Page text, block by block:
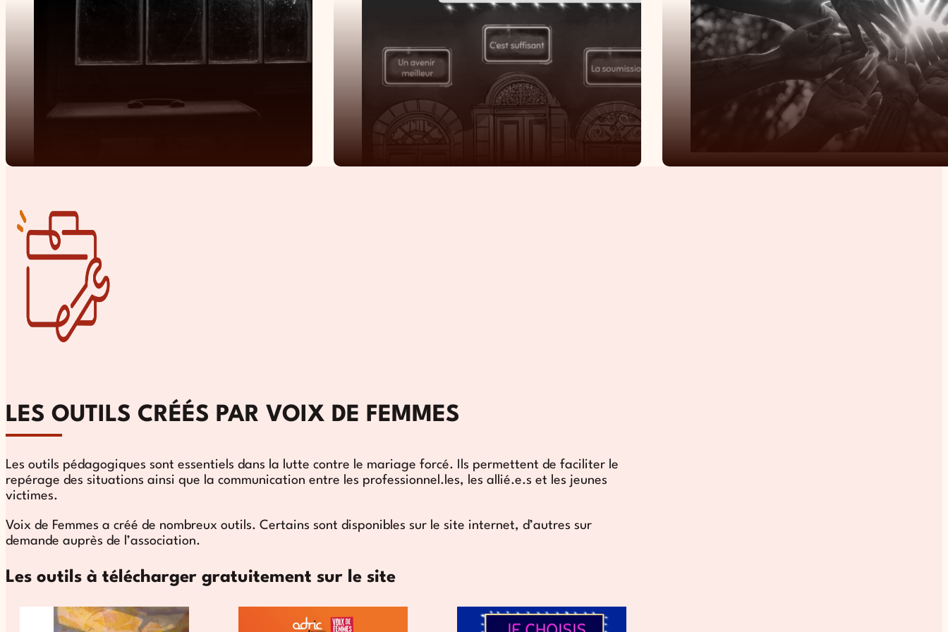
LES OUTILS CRÉÉS PAR VOIX DE FEMMES
Les outils pédagogiques sont essentiels dans la lutte contre le mariage forcé. Ils permettent de faciliter le
repérage des situations ainsi que la communication entre les professionnel.les, les allié.e.s et les jeunes
victimes.
Voix de Femmes a créé de nombreux outils. Certains sont disponibles sur le site internet, d’autres sur
demande auprès de l’association.
Les outils à télécharger gratuitement sur le site